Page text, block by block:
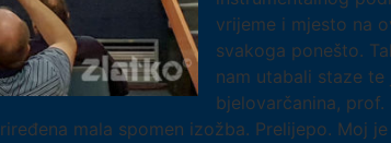
vrijeme i mjesto na
svakoga ponešto.
nam utabali staze
bjelovarčanina,
mala spomen izožba. Prelijepo. Moj